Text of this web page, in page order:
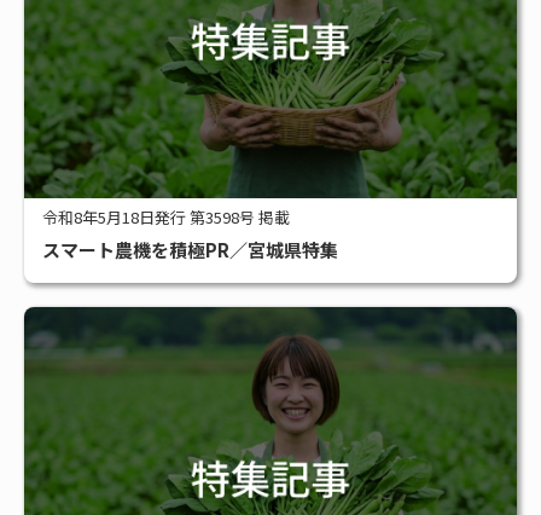
令和8年5月18日発行 第3598号 掲載
スマート農機を積極PR／宮城県特集